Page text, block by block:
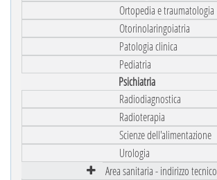
Ortopedia e traumatologia
Otorinolaringoiatria
Patologia clinica
Pediatria
Psichiatria
Radiodiagnostica
Radioterapia
Scienze dell'alimentazione
Urologia
Area sanitaria - indirizzo tecnico